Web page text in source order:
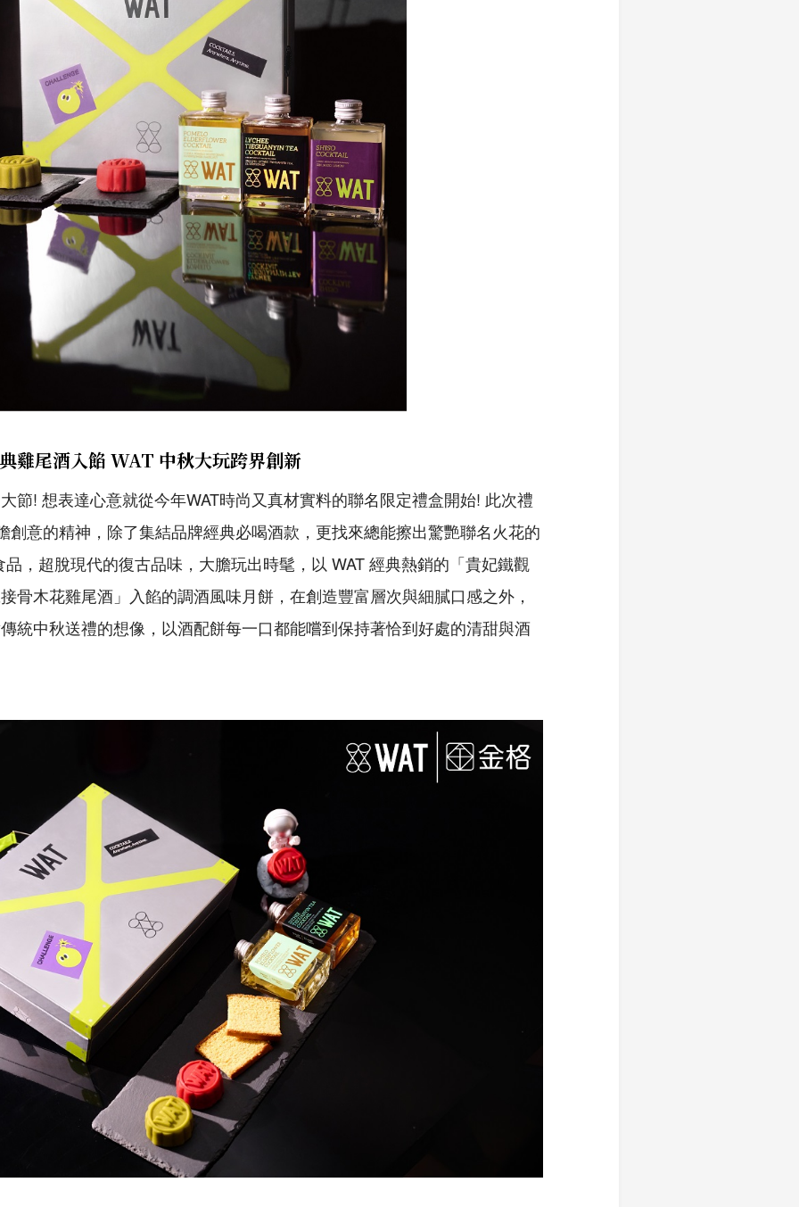
雞尾酒入餡 WAT 中秋大玩跨界創新
節! 想表達心意就從今年WAT時尚又真材實料的聯名限定禮盒開始! 此次禮
創意的精神，除了集結品牌經典必喝酒款，更找來總能擦出驚艷聯名火花的
，超脫現代的復古品味，大膽玩出時髦，以 WAT 經典熱銷的「貴妃鐵觀
骨木花雞尾酒」入餡的調酒風味月餅，在創造豐富層次與細膩口感之外，
統中秋送禮的想像，以酒配餅每一口都能嚐到保持著恰到好處的清甜與酒